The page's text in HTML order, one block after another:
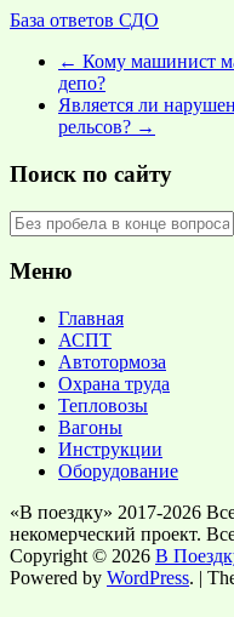
База ответов СДО
← Кому машинист
депо?
Является ли
рельсов? →
Поиск по сайту
Меню
Главная
АСПТ
Автотормоза
Охрана труда
Тепловозы
Вагоны
Инструкции
Оборудование
«В поездку» 2017-2026
некомерческий проект.
Copyright © 2026 В
Powered by WordPress. |